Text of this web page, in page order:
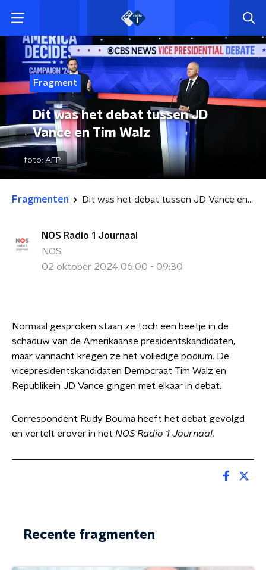
Fragment
Dit was het debat tussen JD
Vance en Tim Walz
foto: AFP
Fragmenten Dit was het debat tussen JD Vance en Tim Walz
NOS Radio 1 Journaal
NOS
02 oktober 2024 06:00 - 09:30
Normaal gesproken staan ze toch een beetje in de
schaduw van de Amerikaanse presidentskandidaten,
maar vannacht kregen ze het volledige podium. De
vicepresidentskandidaten Democraat Tim Walz en
Republikein JD Vance gingen met elkaar in debat.
Correspondent Rudy Bouma heeft het debat gevolgd
en vertelt erover in het NOS Radio 1 Journaal.
Recente fragmenten